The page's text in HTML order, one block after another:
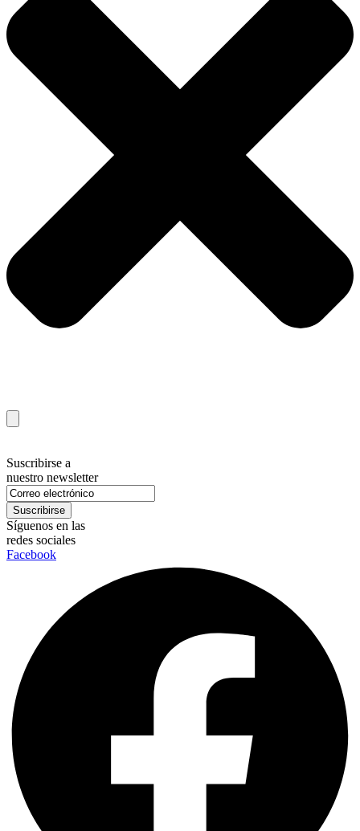
Suscribirse a
nuestro newsletter
Síguenos en las
redes sociales
Facebook